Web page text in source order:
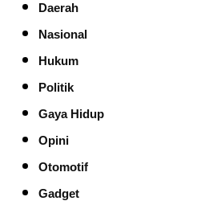
Daerah
Nasional
Hukum
Politik
Gaya Hidup
Opini
Otomotif
Gadget